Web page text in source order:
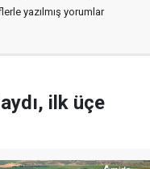
yazılmış yorumlar
ilk üçe